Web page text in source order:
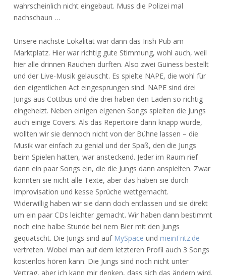
wahrscheinlich nicht eingebaut. Muss die Polizei mal
nachschaun …
Unsere nächste Lokalität war dann das Irish Pub am
Marktplatz. Hier war richtig gute Stimmung, wohl auch, weil
hier alle drinnen Rauchen durften. Also zwei Guiness bestellt
und der Live-Musik gelauscht. Es spielte NAPE, die wohl für
den eigentlichen Act eingesprungen sind. NAPE sind drei
Jungs aus Cottbus und die drei haben den Laden so richtig
eingeheizt. Neben einigen eigenen Songs spielten die Jungs
auch einige Covers. Als das Repertoire dann knapp wurde,
wollten wir sie dennoch nicht von der Bühne lassen – die
Musik war einfach zu genial und der Spaß, den die Jungs
beim Spielen hatten, war ansteckend. Jeder im Raum rief
dann ein paar Songs ein, die die Jungs dann anspielten. Zwar
konnten sie nicht alle Texte, aber das haben sie durch
Improvisation und kesse Sprüche wettgemacht.
Widerwillig haben wir sie dann doch entlassen und sie direkt
um ein paar CDs leichter gemacht. Wir haben dann bestimmt
noch eine halbe Stunde bei nem Bier mit den Jungs
gequatscht. Die Jungs sind auf MySpace und meinFritz.de
vertreten. Wobei man auf dem letzteren Profil auch 3 Songs
kostenlos hören kann. Die Jungs sind noch nicht unter
Vertrag, aber ich kann mir denken, dass sich das ändern wird.